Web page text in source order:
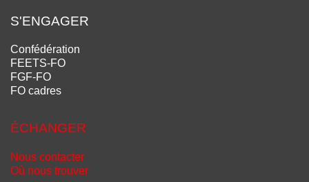
S'ENGAGER
Confédération
FEETS-FO
FGF-FO
FO cadres
ÉCHANGER
Nous contacter
Où nous trouver